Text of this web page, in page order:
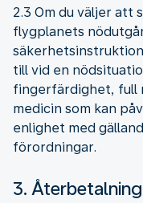
2.3 Om du väljer att
flygplanets
till vid en
fingerfärdighet, full
medicin som kan
enlighet med
förordningar.
3.